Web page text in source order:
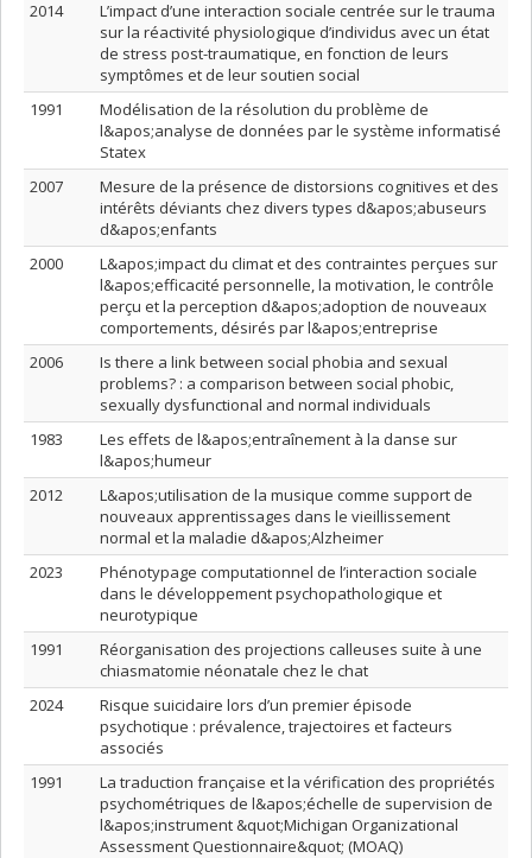
2014
L’impact d’une interaction sociale centrée sur le trauma
sur la réactivité physiologique d’individus avec un état
de stress post-traumatique, en fonction de leurs
symptômes et de leur soutien social
1991
Modélisation de la résolution du problème de
l&apos;analyse de données par le système informatisé
Statex
2007
Mesure de la présence de distorsions cognitives et des
intérêts déviants chez divers types d&apos;abuseurs
d&apos;enfants
2000
L&apos;impact du climat et des contraintes perçues sur
l&apos;efficacité personnelle, la motivation, le contrôle
perçu et la perception d&apos;adoption de nouveaux
comportements, désirés par l&apos;entreprise
2006
Is there a link between social phobia and sexual
problems? : a comparison between social phobic,
sexually dysfunctional and normal individuals
1983
Les effets de l&apos;entraînement à la danse sur
l&apos;humeur
2012
L&apos;utilisation de la musique comme support de
nouveaux apprentissages dans le vieillissement
normal et la maladie d&apos;Alzheimer
2023
Phénotypage computationnel de l’interaction sociale
dans le développement psychopathologique et
neurotypique
1991
Réorganisation des projections calleuses suite à une
chiasmatomie néonatale chez le chat
2024
Risque suicidaire lors d’un premier épisode
psychotique : prévalence, trajectoires et facteurs
associés
1991
La traduction française et la vérification des propriétés
psychométriques de l&apos;échelle de supervision de
l&apos;instrument &quot;Michigan Organizational
Assessment Questionnaire&quot; (MOAQ)